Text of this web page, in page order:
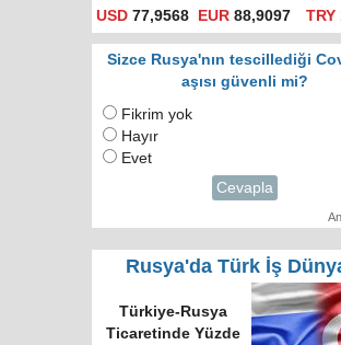
USD 77,9568 EUR 88,9097 TRY
Sizce Rusya'nın tescillediği
aşısı güvenli mi?
Fikrim yok
Hayır
Evet
Cevapla
Rusya'da Türk İş
Türkiye-Rusya
Ticaretinde Yüzde